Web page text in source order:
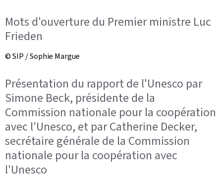
Mots d'ouverture du Premier ministre Luc
Frieden
© SIP / Sophie Margue
Présentation du rapport de l'Unesco par
Simone Beck, présidente de la
Commission nationale pour la coopération
avec l'Unesco, et par Catherine Decker,
secrétaire générale de la Commission
nationale pour la coopération avec
l'Unesco